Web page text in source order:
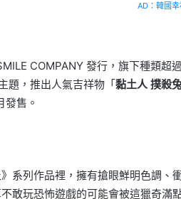
AD：韓國
COMPANY 發行，旗下種類
題，推出人氣吉祥物「黏土人 撲殺
售。
系列作品裡，擁有搶眼鮮明色調、
敢玩恐怖遊戲的可能會被這獵奇滿